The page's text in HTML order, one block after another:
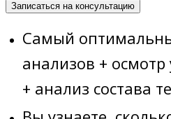
Записаться на консультацию
Самый
анализов + осмотр
+ анализ состава